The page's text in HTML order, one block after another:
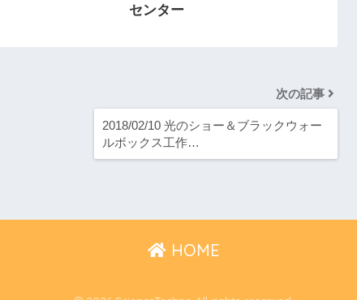
センター
次の記事
2018/02/10 光のショー＆ブラックウォー
ルボックス工作…
HOME